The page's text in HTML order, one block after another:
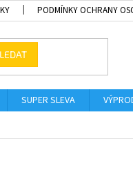
PODMÍNKY OCHRANY
SUPER SLEVA